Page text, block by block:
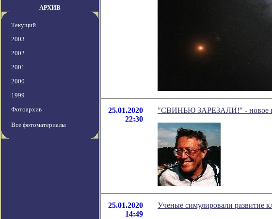
АРХИВ
Текущий
2003
2002
2001
2000
1999
Фотоархив
Все фотоматериалы
25.01.2020
22:30
"СВИНЬЮ ЗАРЕЗАЛИ!" - новое в
25.01.2020
14:49
Ученые симулировали развитие